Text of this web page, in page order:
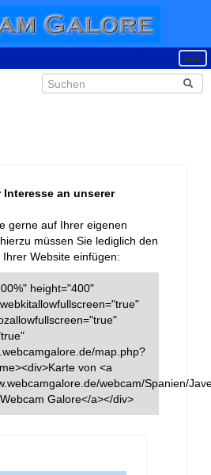
an unserer
gerne auf Ihrer eigenen
müssen Sie lediglich den
Website einfügen:
height="400"
map.php?
von <a
webcam/Spanien/
Galore</a></div>